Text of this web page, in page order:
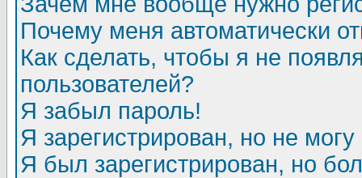
Почему меня автоматически
Как сделать, чтобы я не
пользователей?
Я забыл пароль!
Я зарегистрирован, но не могу
Я был зарегистрирован, но